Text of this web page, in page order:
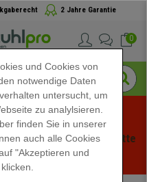
2 Jahre Garantie
0
Exklusive Rabatte
ansehen -
und Cookies von
notwendige Daten
untersucht, um
zu analylsieren.
finden Sie in unserer
auch alle Cookies
"Akzeptieren und